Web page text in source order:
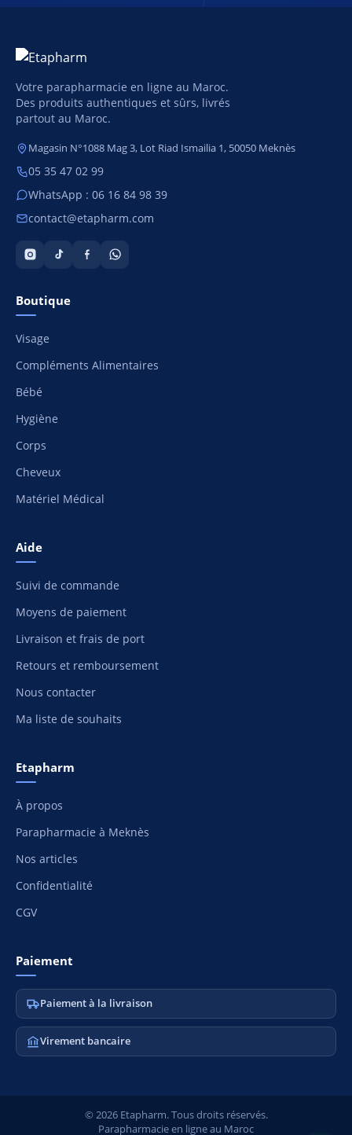
Votre parapharmacie en ligne au Maroc.
Des produits authentiques et sûrs, livrés
partout au Maroc.
Magasin N°1088 Mag 3, Lot Riad Ismailia 1, 50050 Meknès
05 35 47 02 99
WhatsApp : 06 16 84 98 39
contact@etapharm.com
Boutique
Visage
Compléments Alimentaires
Bébé
Hygiène
Corps
Cheveux
Matériel Médical
Aide
Suivi de commande
Moyens de paiement
Livraison et frais de port
Retours et remboursement
Nous contacter
Ma liste de souhaits
Etapharm
À propos
Parapharmacie à Meknès
Nos articles
Confidentialité
CGV
Paiement
Paiement à la livraison
Virement bancaire
© 2026 Etapharm. Tous droits réservés.
Parapharmacie en ligne au Maroc